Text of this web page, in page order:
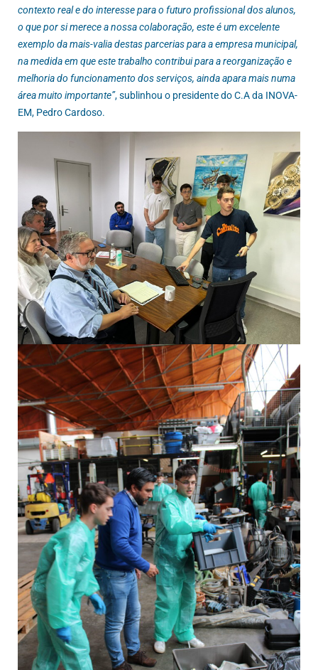
contexto real e do interesse para o futuro profissional dos alunos,
o que por si merece a nossa colaboração, este é um excelente
exemplo da mais-valia destas parcerias para a empresa municipal,
na medida em que este trabalho contribui para a reorganização e
melhoria do funcionamento dos serviços, ainda apara mais numa
área muito importante”, sublinhou o presidente do C.A da INOVA-
EM, Pedro Cardoso.